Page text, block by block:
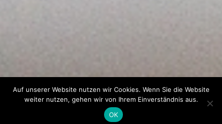
Termin vereinbaren
Auf unserer Website nutzen wir Cookies. Wenn Sie die Website
weiter nutzen, gehen wir von Ihrem Einverständnis aus.
OK